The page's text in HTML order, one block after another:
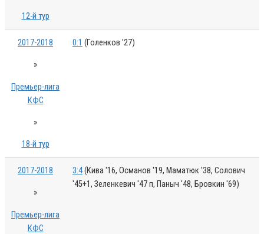
12-й тур
2017-2018
»
Премьер-лига
КФС
»
18-й тур
0:1 (Голенков '27)
2017-2018
»
Премьер-лига
КФС
3:4(Кива '16, Османов '19, Маматюк '38, Солович
'45+1, Зеленкевич '47 п, Паныч '48, Бровкин '69)